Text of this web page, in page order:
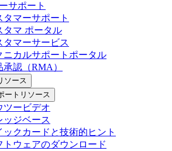
サポート
タマーサポート
タマ ポータル
タマーサービス
ニカルサポートポータル
承認（RMA）
ソース
ートリソース
ツービデオ
ッジベース
ックカードと技術的ヒント
トウェアのダウンロード